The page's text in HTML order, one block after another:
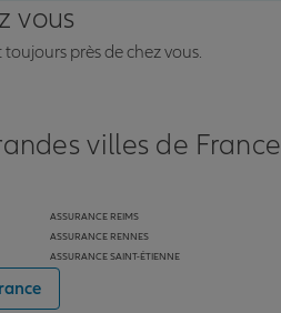
vous
près de chez vous.
villes de France
ASSURANCE REIMS
ASSURANCE RENNES
ASSURANCE SAINT-ÉTIENNE